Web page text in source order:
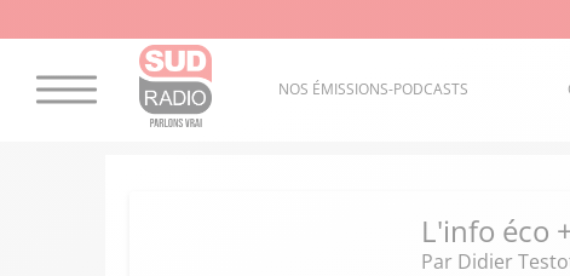
NOS ÉMISSIONS-PODCASTS
L'info éco
Par Didier